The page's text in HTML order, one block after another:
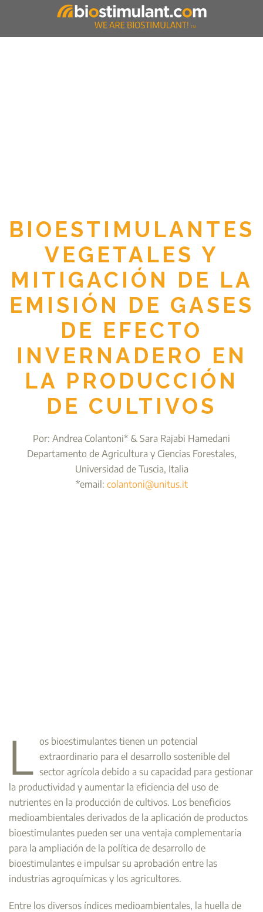
BIOESTIMULANTES
VEGETALES Y
MITIGACIÓN DE LA
EMISIÓN DE GASES
DE EFECTO
INVERNADERO EN
LA PRODUCCIÓN
DE CULTIVOS
Por: Andrea Colantoni* & Sara Rajabi Hamedani
Departamento de Agricultura y Ciencias Forestales,
Universidad de Tuscia, Italia
*email: colantoni@unitus.it
L os bioestimulantes tienen un potencial
extraordinario para el desarrollo sostenible del
sector agrícola debido a su capacidad para gestionar
la productividad y aumentar la eficiencia del uso de
nutrientes en la producción de cultivos. Los beneficios
medioambientales derivados de la aplicación de productos
bioestimulantes pueden ser una ventaja complementaria
para la ampliación de la política de desarrollo de
bioestimulantes e impulsar su aprobación entre las
industrias agroquímicas y los agricultores.
Entre los diversos índices medioambientales, la huella de